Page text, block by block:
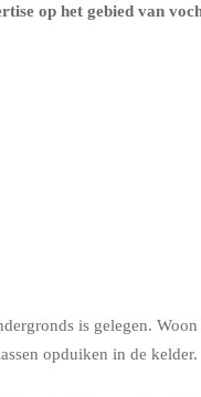
op het gebied van
is gelegen.
opduiken in de kelder.